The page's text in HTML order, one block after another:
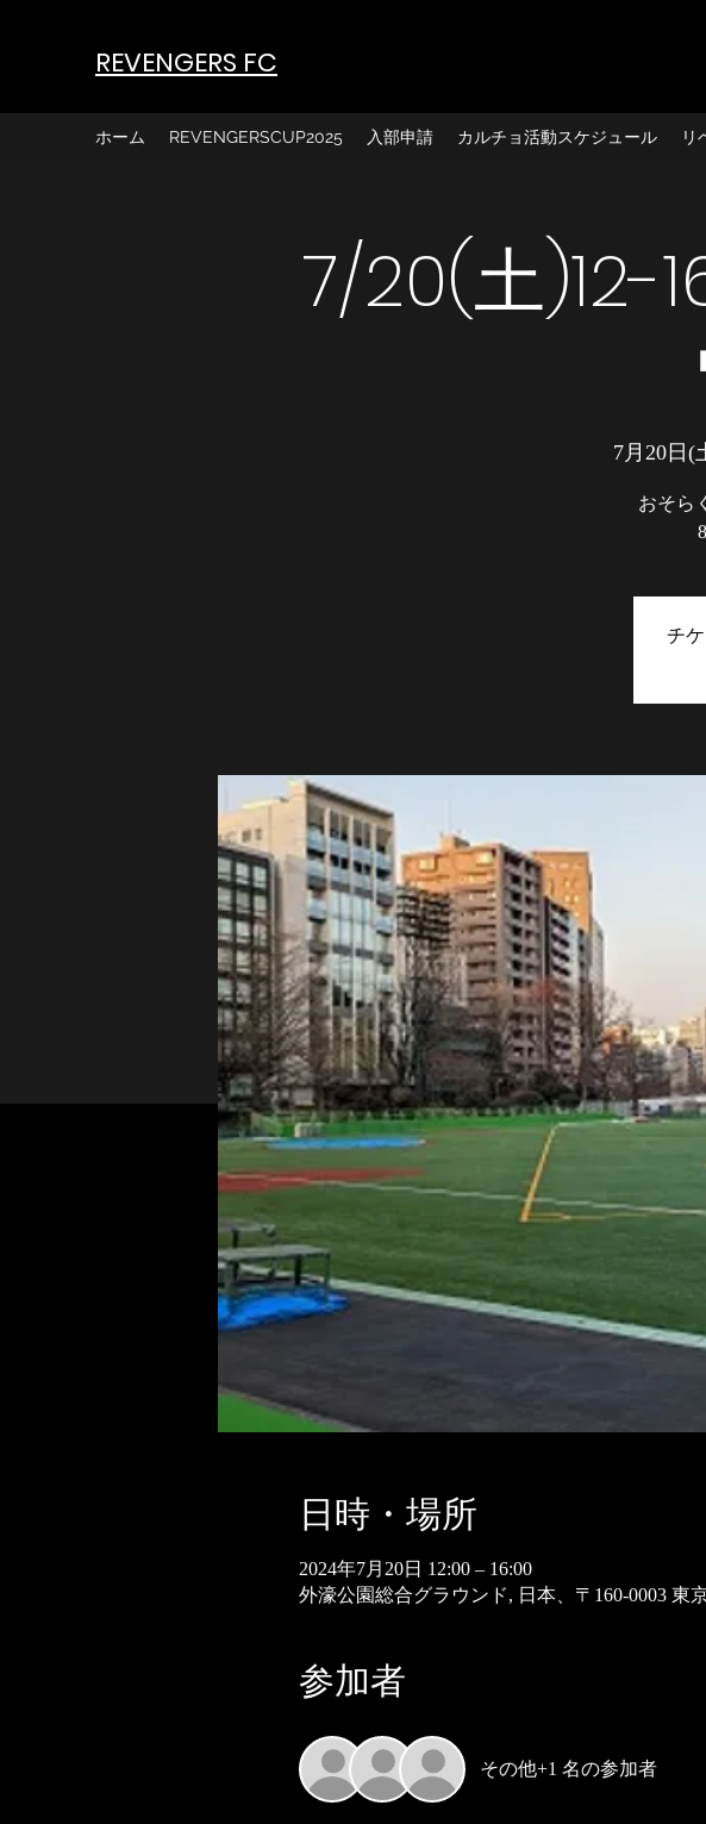
REVENGERS FC
ホーム REVENGERSCUP2025 入部申請 カルチョ活動スケジュール リ
7/20(土)12-
7月20日(
おそら
チ
日時・場所
2024年7月20日 12:00 – 16:00
外濠公園総合グラウンド, 日本、〒160-0003 東
参加者
その他+1 名の参加者